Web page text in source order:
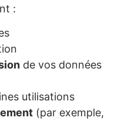
:
de vos données
utilisations
(par exemple,